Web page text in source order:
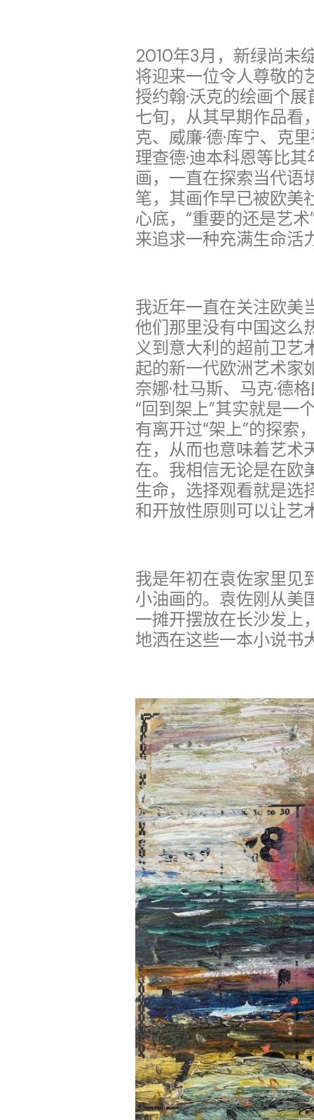
2010年3月，新绿尚未
将迎来一位令人尊敬的
授约翰·沃克的绘画个
七旬，从其早期作品看
克、威廉·德·库宁、克
理查德·迪本科恩等比
画，一直在探索当代语
笔，其画作早已被欧美
心底，“重要的还是艺
来追求一种充满生命活
我近年一直在关注欧美
他们那里没有中国这么
义到意大利的超前卫艺
起的新一代欧洲艺术家
奈娜·杜马斯、马克·德
“回到架上”其实就是一
有离开过“架上”的探索
在，从而也意味着艺术
在。我相信无论是在欧
生命，选择观看就是选
和开放性原则可以让艺
我是年初在袁佐家里见
小油画的。袁佐刚从美
一摊开摆放在长沙发上
地洒在这些一本小说书